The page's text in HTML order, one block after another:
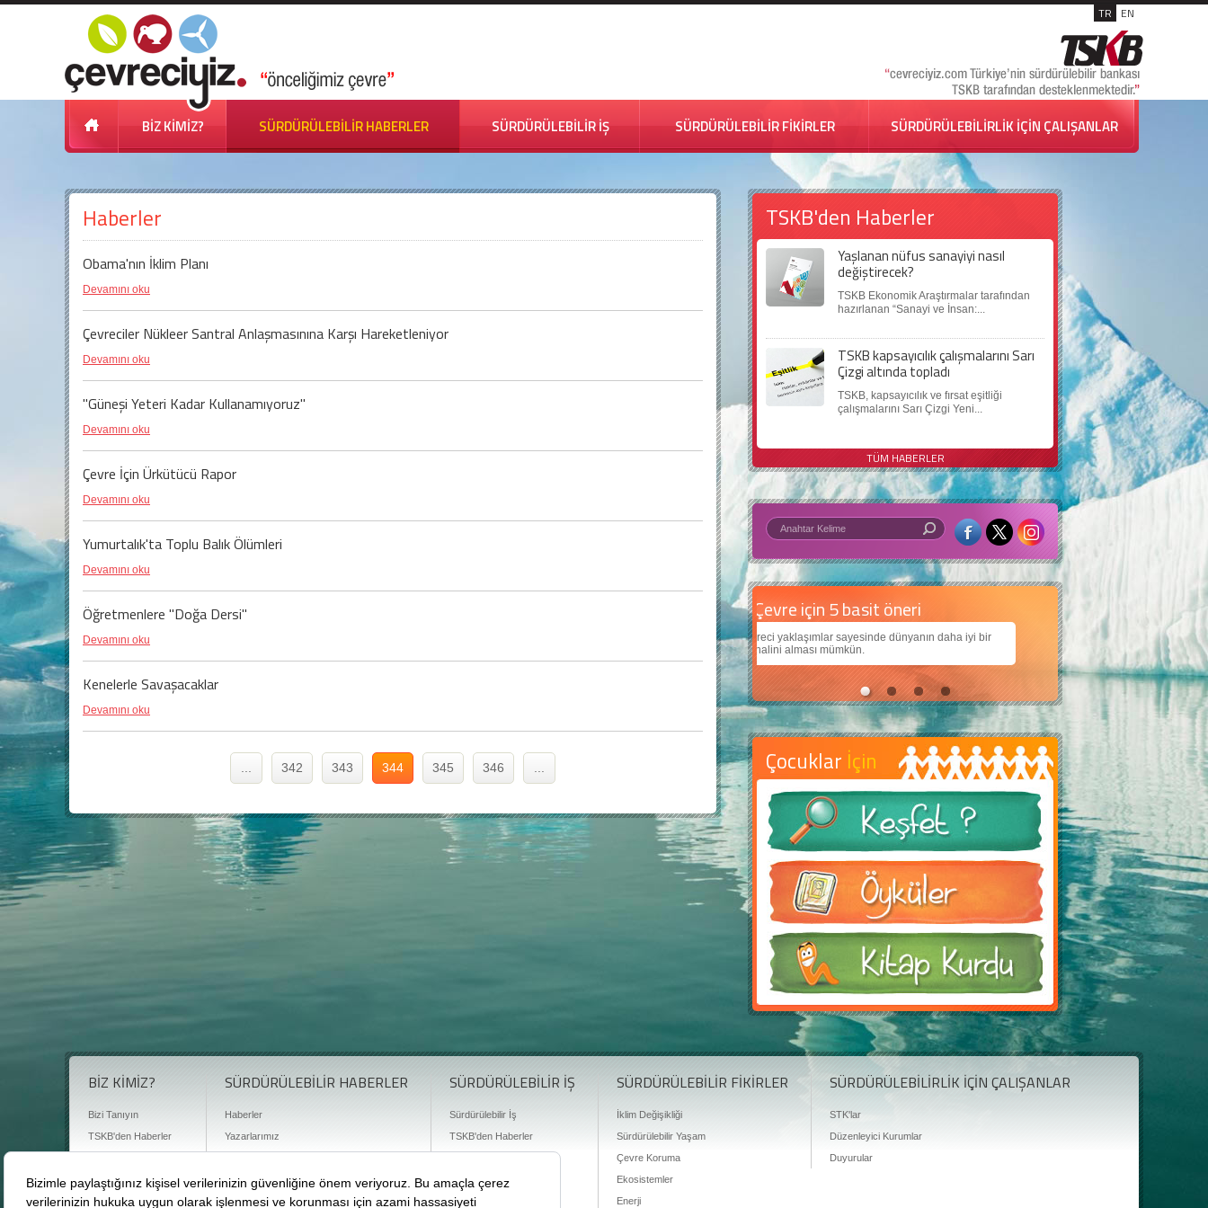
TR EN
BİZ KİMİZ? SÜRDÜRÜLEBİLİR HABERLER SÜRDÜRÜLEBİLİR İŞ SÜRDÜRÜLEBİLİR FİKİRLER SÜRDÜRÜLEBİLİRLİK İÇİN ÇALIŞANLAR
Haberler
Obama'nın İklim Planı
Devamını oku
Çevreciler Nükleer Santral Anlaşmasınına Karşı Hareketleniyor
Devamını oku
"Güneşi Yeteri Kadar Kullanamıyoruz"
Devamını oku
Çevre İçin Ürkütücü Rapor
Devamını oku
Yumurtalık'ta Toplu Balık Ölümleri
Devamını oku
Öğretmenlere "Doğa Dersi"
Devamını oku
Kenelerle Savaşacaklar
Devamını oku
342 343 344 345 346
TSKB'den Haberler
Yaşlanan nüfus sanayiyi nasıl
değiştirecek?
TSKB Ekonomik Araştırmalar tarafından
hazırlanan “Sanayi ve İnsan:...
TSKB kapsayıcılık çalışmalarını Sarı
Çizgi altında topladı
TSKB, kapsayıcılık ve fırsat eşitliği
çalışmalarını Sarı Çizgi Yeni...
TÜM HABERLER
Çevre için 5 basit öneri
sayesinde dünyanın daha iyi bir
Daha iyi bir dünya için yapay zekâ
Çocuklarımıza daha güzel bir dünya bırakabilmek için
teknolojiden nasıl yararlanırız?
Çocuklar İçin
BİZ KİMİZ?
Bizi Tanıyın
TSKB'den Haberler
Basın Odası
Bize Ulaşın
SÜRDÜRÜLEBİLİR HABERLER
Haberler
Yazarlarımız
Sürdürülebilirlik Kütüphanesi
Karbon Sayacı
SÜRDÜRÜLEBİLİR İŞ
Sürdürülebilir İş
TSKB'den Haberler
SÜRDÜRÜLEBİLİR FİKİRLER
İklim Değişikliği
Sürdürülebilir Yaşam
Çevre Koruma
Ekosistemler
Enerji
SÜRDÜRÜLEBİLİRLİK İÇİN ÇALIŞANLAR
STK'lar
Düzenleyici Kurumlar
Duyurular